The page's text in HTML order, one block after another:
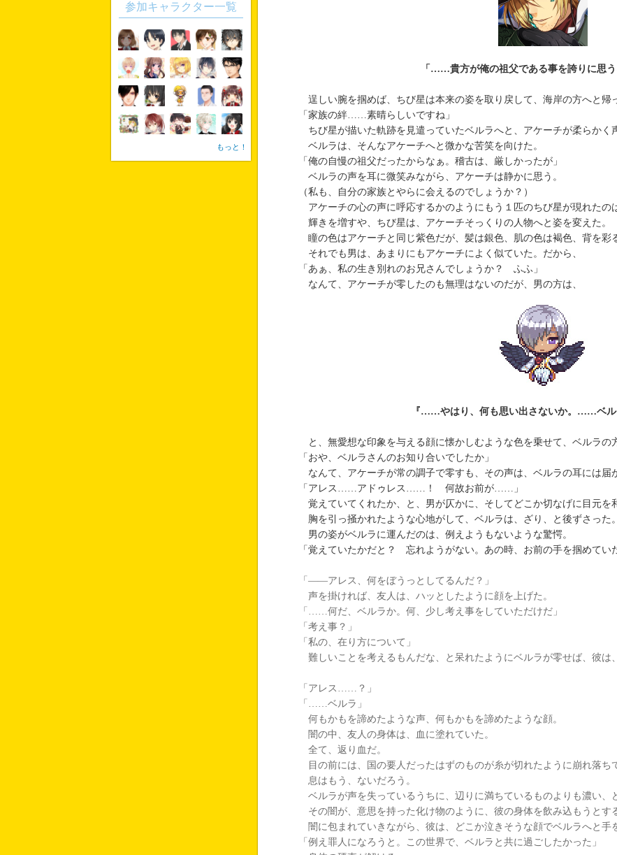
「……貴方が俺の祖父である事を誇りに思う
逞しい腕を掴めば、ちび星は本来の姿を取り戻して、海岸の方へと帰
「家族の絆……素晴らしいですね」
ちび星が描いた軌跡を見遣っていたベルラへと、アケーチが柔らかく
ベルラは、そんなアケーチへと微かな苦笑を向けた。
「俺の自慢の祖父だったからなぁ。稽古は、厳しかったが」
ベルラの声を耳に微笑みながら、アケーチは静かに思う。
（私も、自分の家族とやらに会えるのでしょうか？）
アケーチの心の声に呼応するかのようにもう１匹のちび星が現れたの
輝きを増すや、ちび星は、アケーチそっくりの人物へと姿を変えた。
瞳の色はアケーチと同じ紫色だが、髪は銀色、肌の色は褐色、背を彩
それでも男は、あまりにもアケーチによく似ていた。だから、
「あぁ、私の生き別れのお兄さんでしょうか？ ふふ」
なんて、アケーチが零したのも無理はないのだが、男の方は、
『……やはり、何も思い出さないか。……ベル
と、無愛想な印象を与える顔に懐かしむような色を乗せて、ベルラの
「おや、ベルラさんのお知り合いでしたか」
なんて、アケーチが常の調子で零すも、その声は、ベルラの耳には届
「アレス……アドゥレス……！ 何故お前が……」
覚えていてくれたか、と、男が仄かに、そしてどこか切なげに目元を
胸を引っ掻かれたような心地がして、ベルラは、ざり、と後ずさった。
男の姿がベルラに運んだのは、例えようもないような驚愕。
「覚えていたかだと？ 忘れようがない。あの時、お前の手を掴めてい
「――アレス、何をぼうっとしてるんだ？」
声を掛ければ、友人は、ハッとしたように顔を上げた。
「……何だ、ベルラか。何、少し考え事をしていただけだ」
「考え事？」
「私の、在り方について」
難しいことを考えるもんだな、と呆れたようにベルラが零せば、彼は
「アレス……？」
「……ベルラ」
何もかもを諦めたような声、何もかもを諦めたような顔。
闇の中、友人の身体は、血に塗れていた。
全て、返り血だ。
目の前には、国の要人だったはずのものが糸が切れたように崩れ落ち
息はもう、ないだろう。
ベルラが声を失っているうちに、辺りに満ちているものよりも濃い、
その闇が、意思を持った化け物のように、彼の身体を飲み込もうとす
闇に包まれていきながら、彼は、どこか泣きそうな顔でベルラへと手
「例え罪人になろうと。この世界で、ベルラと共に過ごしたかった」
参加キャラクター一覧
もっと！